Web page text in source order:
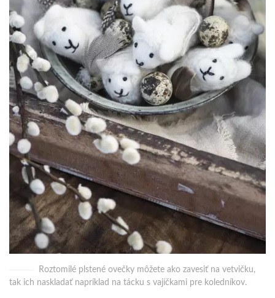
Roztomilé plstené ovečky môžete ako zavesiť na vetvičku,
tak ich naskladať napríklad na tácku s vajíčkami pre koledníkov.